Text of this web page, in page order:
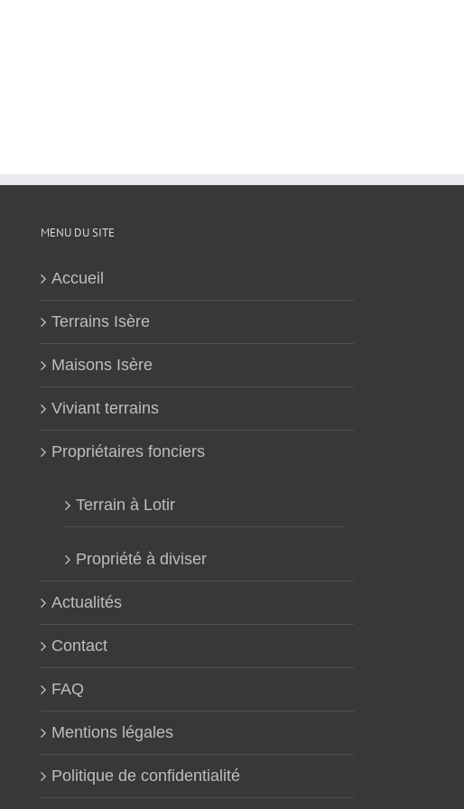
MENU DU SITE
Accueil
Terrains Isère
Maisons Isère
Viviant terrains
Propriétaires fonciers
Terrain à Lotir
Propriété à diviser
Actualités
Contact
FAQ
Mentions légales
Politique de confidentialité